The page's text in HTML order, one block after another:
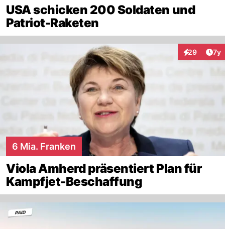
USA schicken 200 Soldaten und
Patriot-Raketen
29
Interaktionen
7y
6 Mia. Franken
Viola Amherd präsentiert Plan für
Kampfjet-Beschaffung